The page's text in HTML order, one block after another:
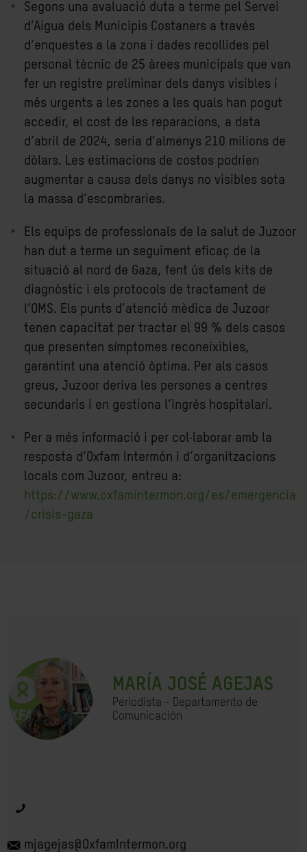
Segons una avaluació duta a terme pel Servei
d’Aigua dels Municipis Costaners a través
d’enquestes a la zona i dades recollides pel
personal tècnic de 25 àrees municipals que van
fer un registre preliminar dels danys visibles i
més urgents a les zones a les quals han pogut
accedir, el cost de les reparacions, a data
d’abril de 2024, seria d’almenys 210 milions de
dòlars. Les estimacions de costos podrien
augmentar a causa dels danys no visibles sota
la massa d’escombraries.
Els equips de professionals de la salut de Juzoor
han dut a terme un seguiment eficaç de la
situació al nord de Gaza, fent ús dels kits de
diagnòstic i els protocols de tractament de
l’OMS. Els punts d’atenció mèdica de Juzoor
tenen capacitat per tractar el 99 % dels casos
que presenten símptomes reconeixibles,
garantint una atenció òptima. Per als casos
greus, Juzoor deriva les persones a centres
secundaris i en gestiona l’ingrés hospitalari.
Per a més informació i per col·laborar amb la
resposta d’Oxfam Intermón i d’organitzacions
locals com Juzoor, entreu a:
https://www.oxfamintermon.org/es/emergencia
/crisis-gaza
MARÍA JOSÉ AGEJAS
Periodista - Departamento de
Comunicación
mjagejas@OxfamIntermon.org